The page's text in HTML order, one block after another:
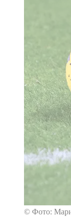
© Фото: